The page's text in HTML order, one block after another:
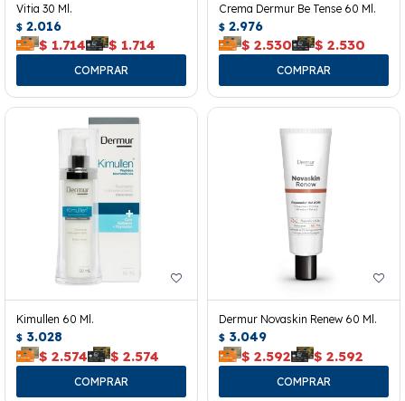
Vitia 30 Ml.
$ 2.016
$ 1.714 $ 1.714
Crema Dermur Be Tense 60 Ml.
$ 2.976
$ 2.530 $ 2.530
Kimullen 60 Ml.
$ 3.028
$ 2.574 $ 2.574
Dermur Novaskin Renew 60 Ml.
$ 3.049
$ 2.592 $ 2.592